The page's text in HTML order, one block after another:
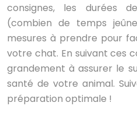
consignes, les durées
(combien de temps
mesures à prendre pour
votre chat. En suivant ces
grandement à assurer le
santé de votre animal.
préparation optimale !